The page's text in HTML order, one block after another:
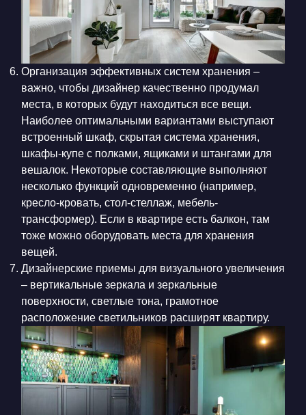
Организация эффективных систем хранения –
важно, чтобы дизайнер качественно продумал
места, в которых будут находиться все вещи.
Наиболее оптимальными вариантами выступают
встроенный шкаф, скрытая система хранения,
шкафы-купе с полками, ящиками и штангами для
вешалок. Некоторые составляющие выполняют
несколько функций одновременно (например,
кресло-кровать, стол-стеллаж, мебель-
трансформер). Если в квартире есть балкон, там
тоже можно оборудовать места для хранения
вещей.
Дизайнерские приемы для визуального увеличения
– вертикальные зеркала и зеркальные
поверхности, светлые тона, грамотное
расположение светильников расширят квартиру.